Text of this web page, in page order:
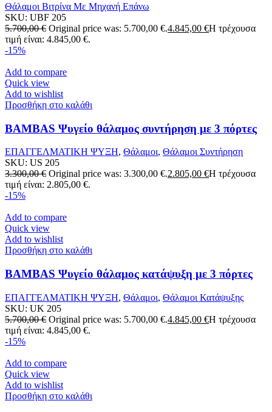
Θάλαμοι Βιτρίνα Με Μηχανή Επάνω
SKU: UBF 205
5.700,00€ Original price was: 5.700,00 €.4.845,00 €Η τρέχουσα
τιμή είναι: 4.845,00 €.
-15%
Add to compare
Quick view
Add to wishlist
Προσθήκη στο καλάθι
BAMBAS Ψυγείο θάλαμος συντήρηση με 3 πόρτες
ΕΠΑΓΓΕΛΜΑΤΙΚΗ ΨΥΞΗ, Θάλαμοι, Θάλαμοι Συντήρηση
SKU: US 205
3.300,00€ Original price was: 3.300,00 €.2.805,00 €Η τρέχουσα
τιμή είναι: 2.805,00 €.
-15%
Add to compare
Quick view
Add to wishlist
Προσθήκη στο καλάθι
BAMBAS Ψυγείο θάλαμος κατάψυξη με 3 πόρτες
ΕΠΑΓΓΕΛΜΑΤΙΚΗ ΨΥΞΗ, Θάλαμοι, Θάλαμοι Κατάψυξης
SKU: UK 205
5.700,00€ Original price was: 5.700,00 €.4.845,00 €Η τρέχουσα
τιμή είναι: 4.845,00 €.
-15%
Add to compare
Quick view
Add to wishlist
Προσθήκη στο καλάθι